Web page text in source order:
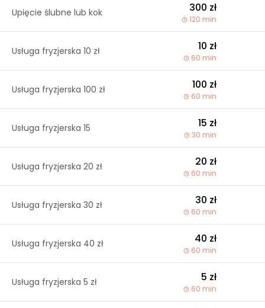
Upięcie ślubne lub kok 300 zł
120 min
Usługa fryzjerska 10 zł 10 zł
60 min
Usługa fryzjerska 100 zł 100 zł
60 min
Usługa fryzjerska 15 15 zł
30 min
Usługa fryzjerska 20 zł 20 zł
60 min
Usługa fryzjerska 30 zł 30 zł
60 min
Usługa fryzjerska 40 zł 40 zł
60 min
Usługa fryzjerska 5 zł 5 zł
60 min